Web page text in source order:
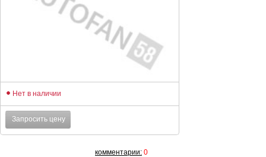
Нет в наличии
Запросить цену
комментарии: 0